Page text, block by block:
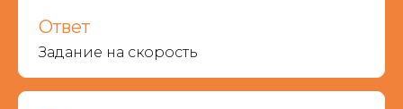
Ответ
Задание на скорость